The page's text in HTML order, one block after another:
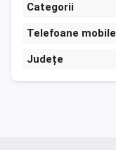
Categorii
Telefoane mobile
Județe